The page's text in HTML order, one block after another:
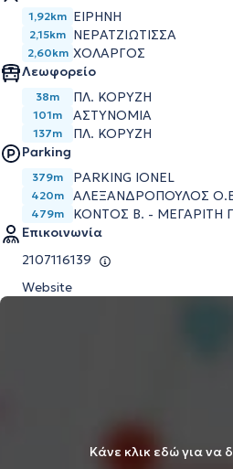
1,92km ΕΙΡΗΝΗ
2,15km ΝΕΡΑΤΖΙΩΤΙΣΣΑ
2,60km ΧΟΛΑΡΓΟΣ
Λεωφορείο
38m ΠΛ. ΚΟΡΥΖΗ
101m ΑΣΤΥΝΟΜΙΑ
137m
ΠΛ. ΚΟΡΥΖΗ
Parking
379m PARKING IONEL
420m ΑΛΕΞΑΝΔΡΟΠΟΥΛΟΣ
479m
ΚΟΝΤΟΣ Β. - ΜΕΓΑΡΙΤΗ
Επικοινωνία
2107116139
Website
Κάνε κλικ εδώ για να